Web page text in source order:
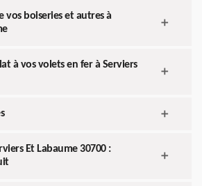
vos boiseries et autres à
à vos volets en fer à Serviers
Et Labaume 30700 :